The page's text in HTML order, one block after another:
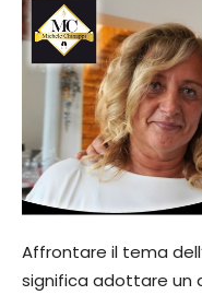
Affrontare il tema
significa adottare un